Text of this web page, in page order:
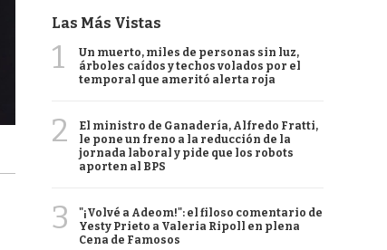
Las Más Vistas
1
Un muerto, miles de personas sin luz,
árboles caídos y techos volados por el
temporal que ameritó alerta roja
2
El ministro de Ganadería, Alfredo Fratti,
le pone un freno a la reducción de la
jornada laboral y pide que los robots
aporten al BPS
3
"¡Volvé a Adeom!": el filoso comentario de
Yesty Prieto a Valeria Ripoll en plena
Cena de Famosos